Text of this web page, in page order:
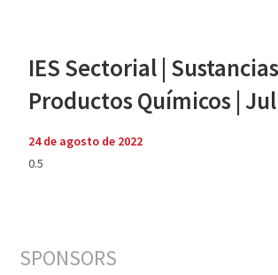
IES Sectorial |
Productos Químicos |
24 de agosto de 2022
SPONSORS